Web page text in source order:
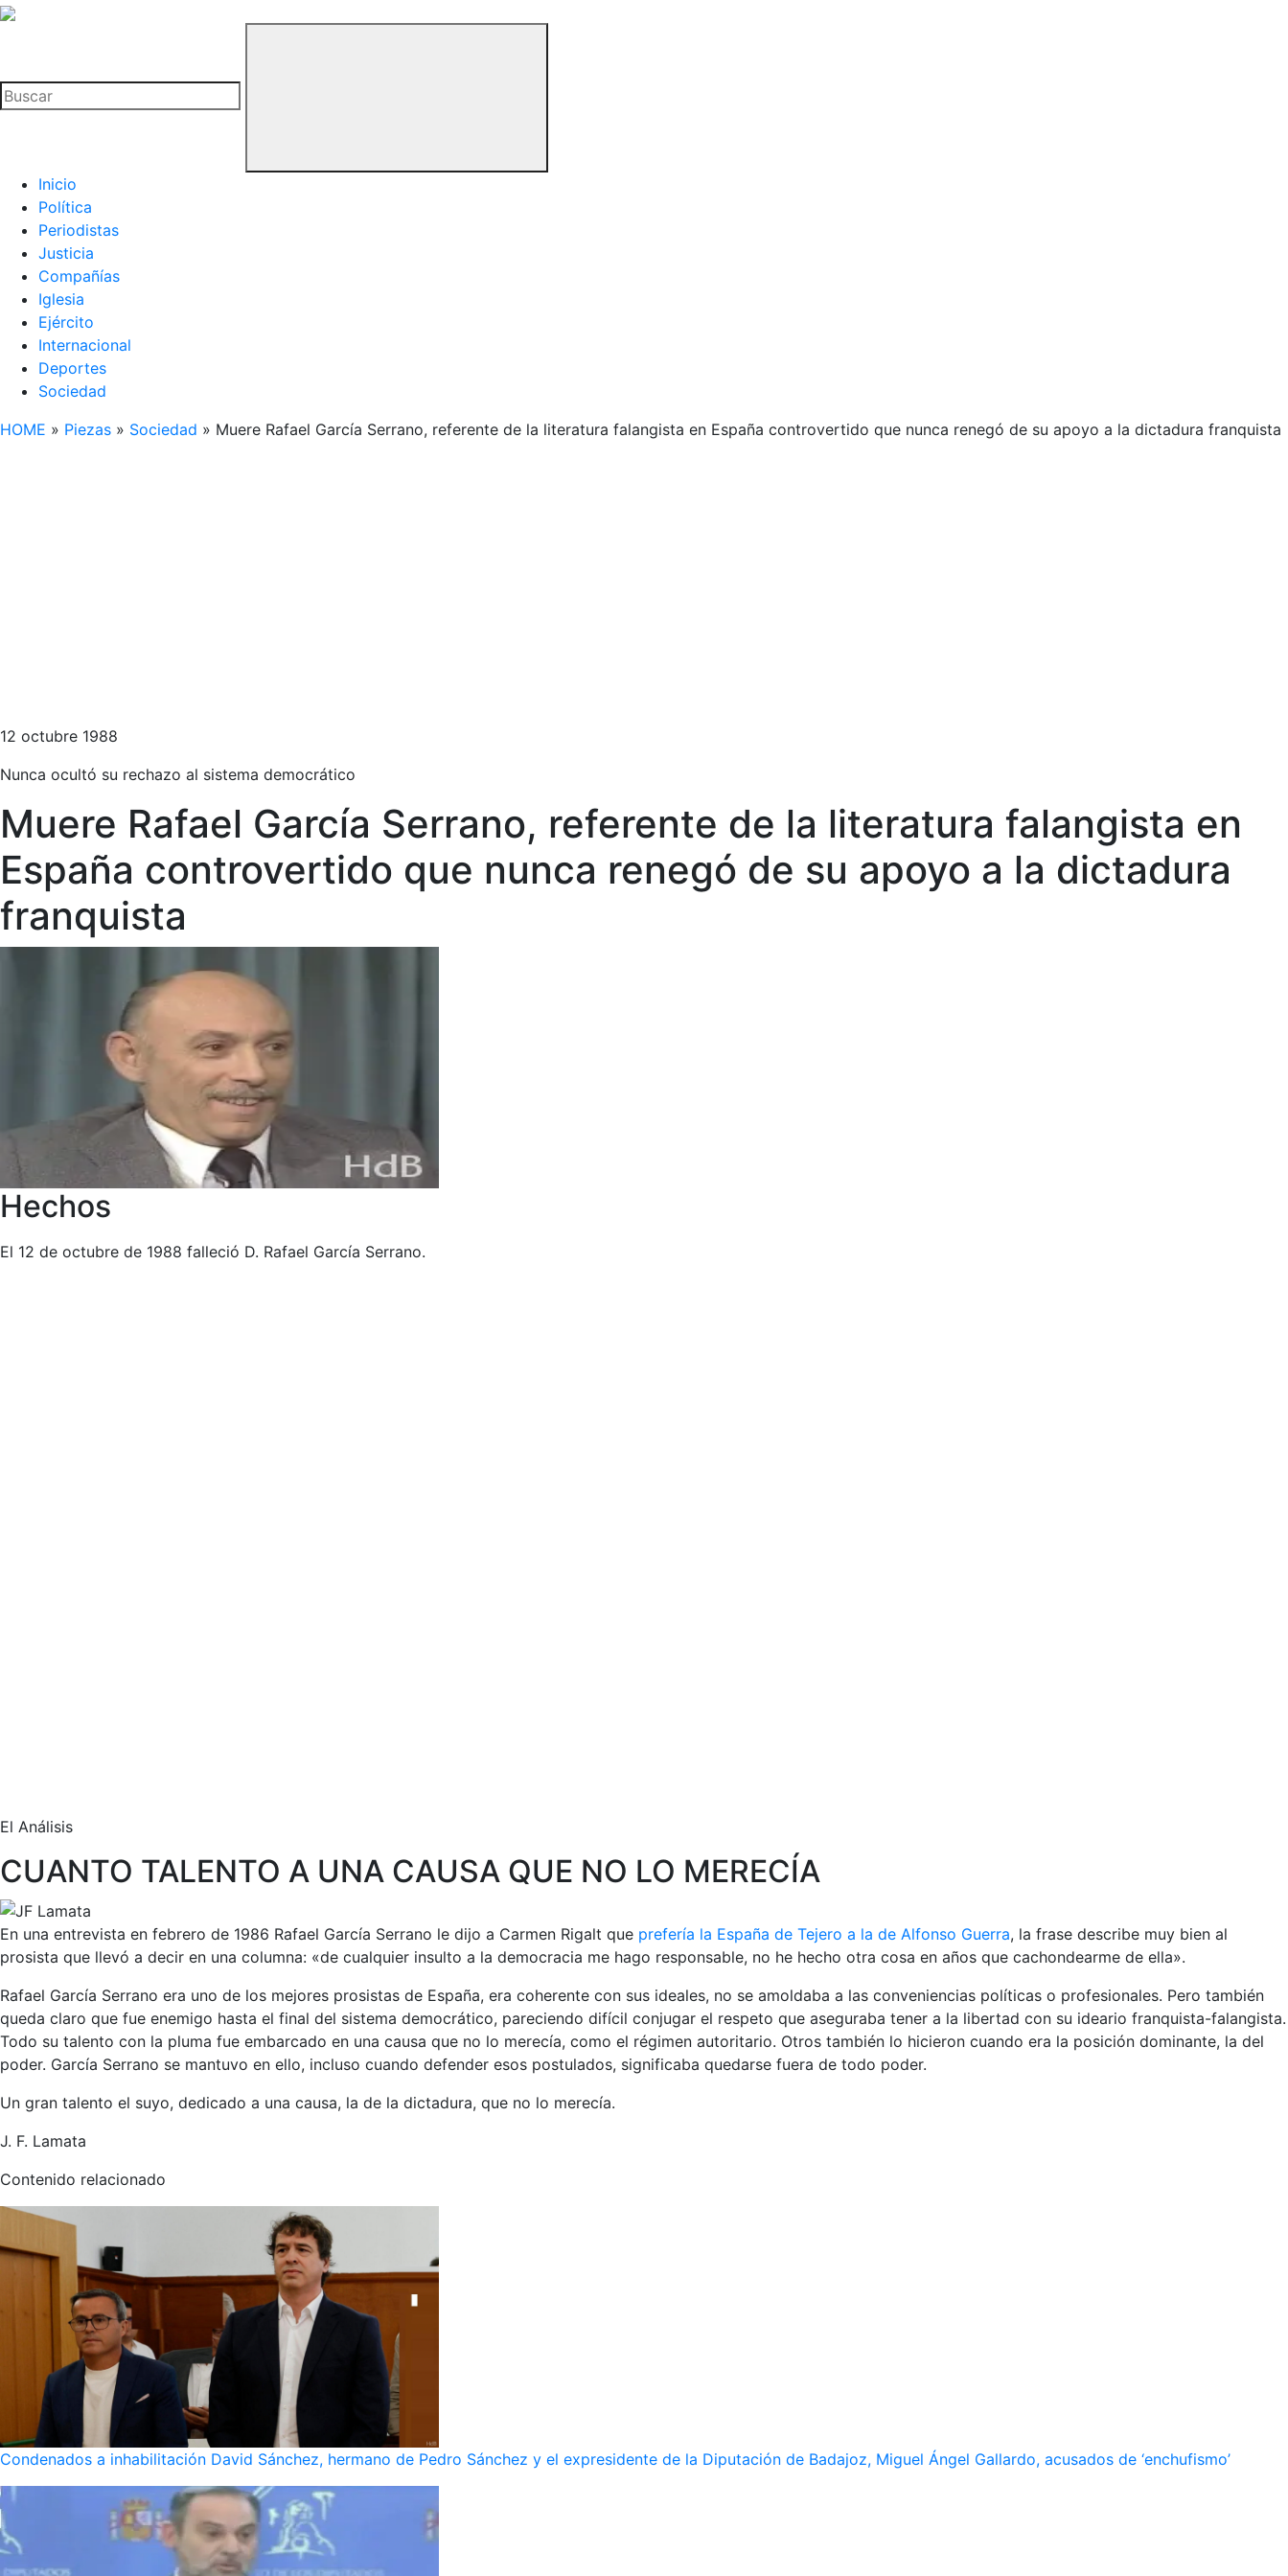
La
Buitre
Inicio
Política
Periodistas
Justicia
Compañías
Iglesia
Ejército
Internacional
Deportes
Sociedad
HOME » Piezas » Sociedad » Muere Rafael García Serrano, referente de la literatura falangista en España controvertido que nunca renegó de su apoyo a la dictadura franquista
12 octubre 1988
Nunca ocultó su rechazo al sistema democrático
Muere Rafael García Serrano, referente de la literatura falangista en
España controvertido que nunca renegó de su apoyo a la dictadura
franquista
Hechos
El 12 de octubre de 1988 falleció D. Rafael García Serrano.
El Análisis
CUANTO TALENTO A UNA CAUSA QUE NO LO MERECÍA
En una entrevista en febrero de 1986 Rafael García Serrano le dijo a Carmen Rigalt que prefería la España de Tejero a la de Alfonso Guerra, la frase describe muy bien al
prosista que llevó a decir en una columna: «de cualquier insulto a la democracia me hago responsable, no he hecho otra cosa en años que cachondearme de ella».
Rafael García Serrano era uno de los mejores prosistas de España, era coherente con sus ideales, no se amoldaba a las conveniencias políticas o profesionales. Pero también
queda claro que fue enemigo hasta el final del sistema democrático, pareciendo difícil conjugar el respeto que aseguraba tener a la libertad con su ideario franquista-falangista.
Todo su talento con la pluma fue embarcado en una causa que no lo merecía, como el régimen autoritario. Otros también lo hicieron cuando era la posición dominante, la del
poder. García Serrano se mantuvo en ello, incluso cuando defender esos postulados, significaba quedarse fuera de todo poder.
Un gran talento el suyo, dedicado a una causa, la de la dictadura, que no lo merecía.
J. F. Lamata
Contenido relacionado
Condenados a inhabilitación David Sánchez, hermano de Pedro Sánchez y el expresidente de la Diputación de Badajoz, Miguel Ángel Gallardo, acusados de ‘enchufismo’